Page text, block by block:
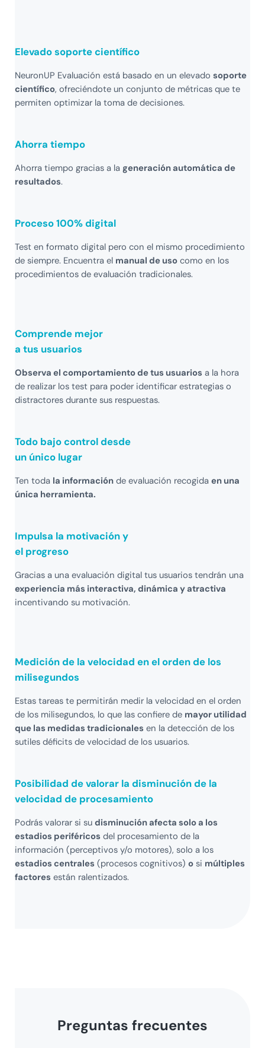
Elevado soporte científico
NeuronUP Evaluación está basado en un elevado soporte
científico, ofreciéndote un conjunto de métricas que te
permiten optimizar la toma de decisiones.
Ahorra tiempo
Ahorra tiempo gracias a la generación automática de
resultados.
Proceso 100% digital
Test en formato digital pero con el mismo procedimiento
de siempre. Encuentra el manual de uso como en los
procedimientos de evaluación tradicionales.
Comprende mejor
a tus usuarios
Observa el comportamiento de tus usuarios a la hora
de realizar los test para poder identificar estrategias o
distractores durante sus respuestas.
Todo bajo control desde
un único lugar
Ten toda la información de evaluación recogida en una
única herramienta.
Impulsa la motivación y
el progreso
Gracias a una evaluación digital tus usuarios tendrán una
experiencia más interactiva, dinámica y atractiva
incentivando su motivación.
Medición de la velocidad en el orden de los
milisegundos
Estas tareas te permitirán medir la velocidad en el orden
de los milisegundos, lo que las confiere de mayor utilidad
que las medidas tradicionales en la detección de los
sutiles déficits de velocidad de los usuarios.
Posibilidad de valorar la disminución de la
velocidad de procesamiento
Podrás valorar si su disminución afecta solo a los
estadios periféricos del procesamiento de la
información (perceptivos y/o motores), solo a los
estadios centrales (procesos cognitivos) o si múltiples
factores están ralentizados.
Preguntas frecuentes